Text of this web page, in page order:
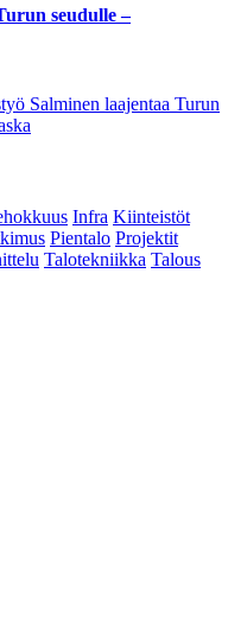
seudulle –
Salminen laajentaa Turun
Infra Kiinteistöt
Pientalo Projektit
Talotekniikka Talous